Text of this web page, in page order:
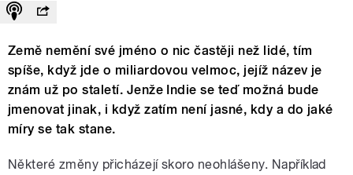
Země nemění své jméno o nic častěji než lidé, tím
spíše, když jde o miliardovou velmoc, jejíž název je
znám už po staletí. Jenže Indie se teď možná bude
jmenovat jinak, i když zatím není jasné, kdy a do jaké
míry se tak stane.
Některé změny přicházejí skoro neohlášeny. Například